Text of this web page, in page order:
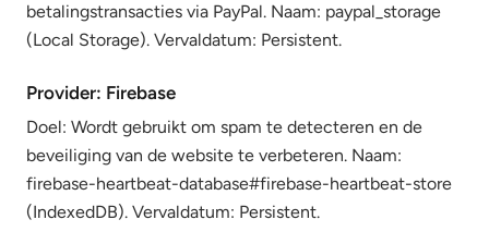
betalingstransacties via PayPal. Naam: paypal_storage
(Local Storage). Vervaldatum: Persistent.
Provider: Firebase
Doel: Wordt gebruikt om spam te detecteren en de
beveiliging van de website te verbeteren. Naam:
firebase-heartbeat-database#firebase-heartbeat-store
(IndexedDB). Vervaldatum: Persistent.